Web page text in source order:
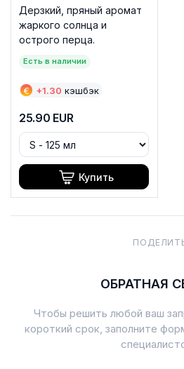
Дерзкий, пряный аромат
жаркого солнца и
острого перца.
Есть в наличии
€ +1.30 кэшбэк
25.90 EUR
Купить
ОБРАТНАЯ
Чтобы решить любой ваш
короткий срок, заполните